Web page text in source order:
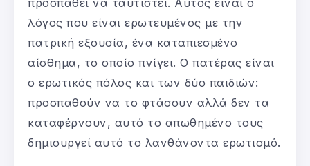
λόγος που είναι ερωτευμένος με την
πατρική εξουσία, ένα καταπιεσμένο
αίσθημα, το οποίο πνίγει. Ο πατέρας είναι
ο ερωτικός πόλος και των δύο παιδιών:
προσπαθούν να το φτάσουν αλλά δεν τα
καταφέρνουν, αυτό το απωθημένο τους
δημιουργεί αυτό το λανθάνοντα ερωτισμό.